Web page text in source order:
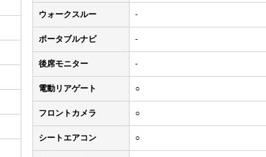
ウォークスルー -
ポータブルナビ -
後席モニター -
電動リアゲート ○
フロントカメラ ○
シートエアコン ○